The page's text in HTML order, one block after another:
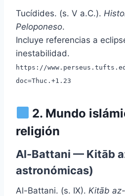
Tucídides. (s. V a.C.).
Peloponeso.
Incluye referencias a
inestabilidad.
https://
doc=Thuc.+1.23
2. Mundo
religión
Al-Battani — Kitāb
astronómicas)
Al-Battani. (s. IX). Kitāb